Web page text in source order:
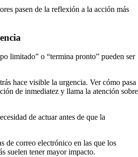
pasen de la reflexión a la acción más
limitado” o “termina pronto” pueden ser
hace visible la urgencia. Ver cómo pasa
de inmediatez y llama la atención sobre
de actuar antes de que la
de correo electrónico en las que los
suelen tener mayor impacto.